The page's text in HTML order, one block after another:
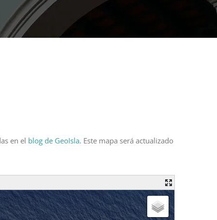
en el blog de GeoIsla. Este mapa será actualizado